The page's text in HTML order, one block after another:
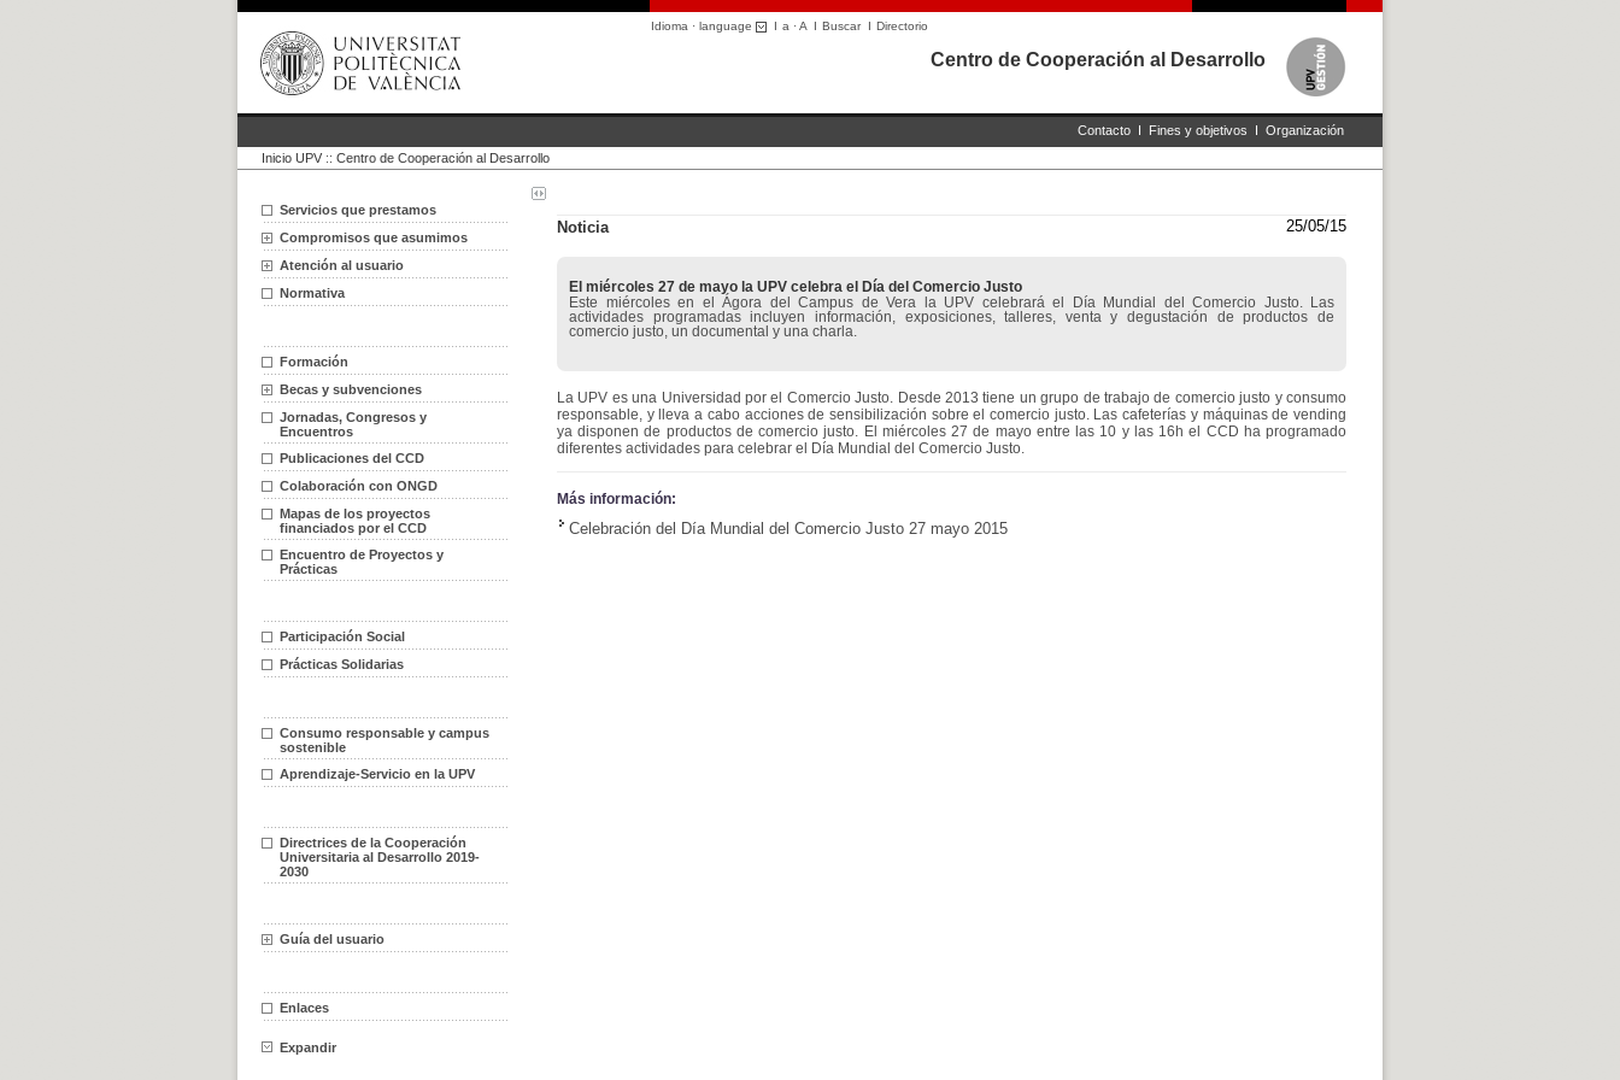
Idioma · language I a ·A I BuscarI Directorio
Centro de Cooperación al Desarrollo
Contacto I Fines y objetivos I Organización
Inicio UPV :: Centro de Cooperación al Desarrollo
Servicios que prestamos
Compromisos que asumimos
Atención al usuario
Normativa
Formación
Becas y subvenciones
Jornadas, Congresos y
Encuentros
Publicaciones del CCD
Colaboración con ONGD
Mapas de los proyectos
financiados por el CCD
Encuentro de Proyectos y
Prácticas
Participación Social
Prácticas Solidarias
Consumo responsable y campus
sostenible
Aprendizaje-Servicio en la UPV
Directrices de la Cooperación
Universitaria al Desarrollo 2019-
2030
Guía del usuario
Enlaces
Expandir
25/05/15
Noticia
El miércoles 27 de mayo la UPV celebra el Día del Comercio Justo
Este miércoles en el Ágora del Campus de Vera la UPV celebrará el Día Mundial del Comercio Justo. Las
actividades programadas incluyen información, exposiciones, talleres, venta y degustación de productos de
comercio justo, un documental y una charla.
La UPV es una Universidad por el Comercio Justo. Desde 2013 tiene un grupo de trabajo de comercio justo y consumo
responsable, y lleva a cabo acciones de sensibilización sobre el comercio justo. Las cafeterías y máquinas de vending
ya disponen de productos de comercio justo. El miércoles 27 de mayo entre las 10 y las 16h el CCD ha programado
diferentes actividades para celebrar el Día Mundial del Comercio Justo.
Más información:
Celebración del Día Mundial del Comercio Justo 27 mayo 2015